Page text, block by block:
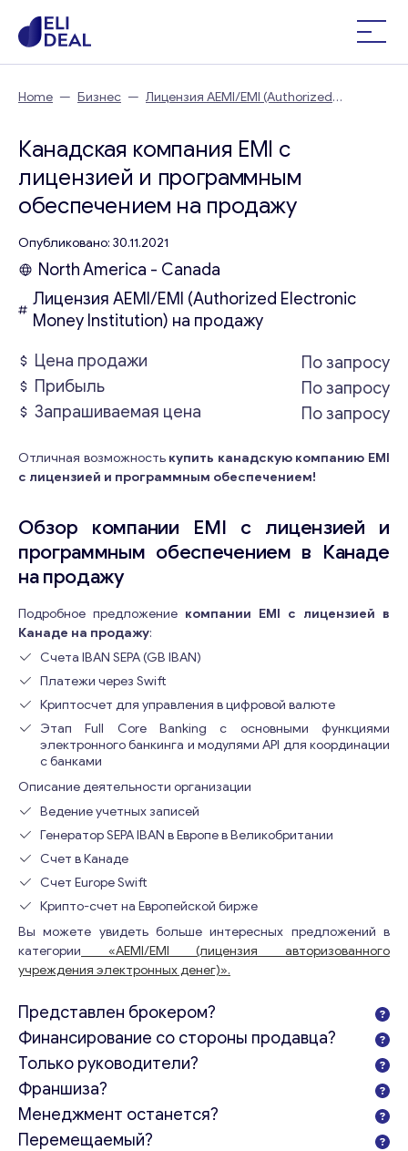
Home — Бизнес — Лицензия AEMI/EMI (Authorized
Канадская компания EMI с
лицензией и программным
обеспечением на продажу
Опубликовано: 30.11.2021
North America - Canada
Лицензия AEMI/EMI (Authorized Electronic
Money Institution) на продажу
Цена продажи
По запросу
Прибыль
По запросу
Запрашиваемая цена
По запросу
Отличная возможность купить канадскую компанию EMI
с лицензией и программным обеспечением!
Обзор компании EMI с лицензией и
программным обеспечением в Канаде
на продажу
Подробное предложение компании EMI с лицензией в
Канаде на продажу:
Счета IBAN SEPA (GB IBAN)
Платежи через Swift
Криптосчет для управления в цифровой валюте
Этап Full Core Banking с основными функциями
электронного банкинга и модулями API для координации
с банками
Описание деятельности организации
Ведение учетных записей
Генератор SEPA IBAN в Европе в Великобритании
Счет в Канаде
Счет Europe Swift
Крипто-счет на Европейской бирже
Вы можете увидеть больше интересных предложений в
категории «AEMI/EMI (лицензия авторизованного
учреждения электронных денег)».
Представлен брокером?
Финансирование со стороны продавца?
Только руководители?
Франшиза?
Менеджмент останется?
Перемещаемый?